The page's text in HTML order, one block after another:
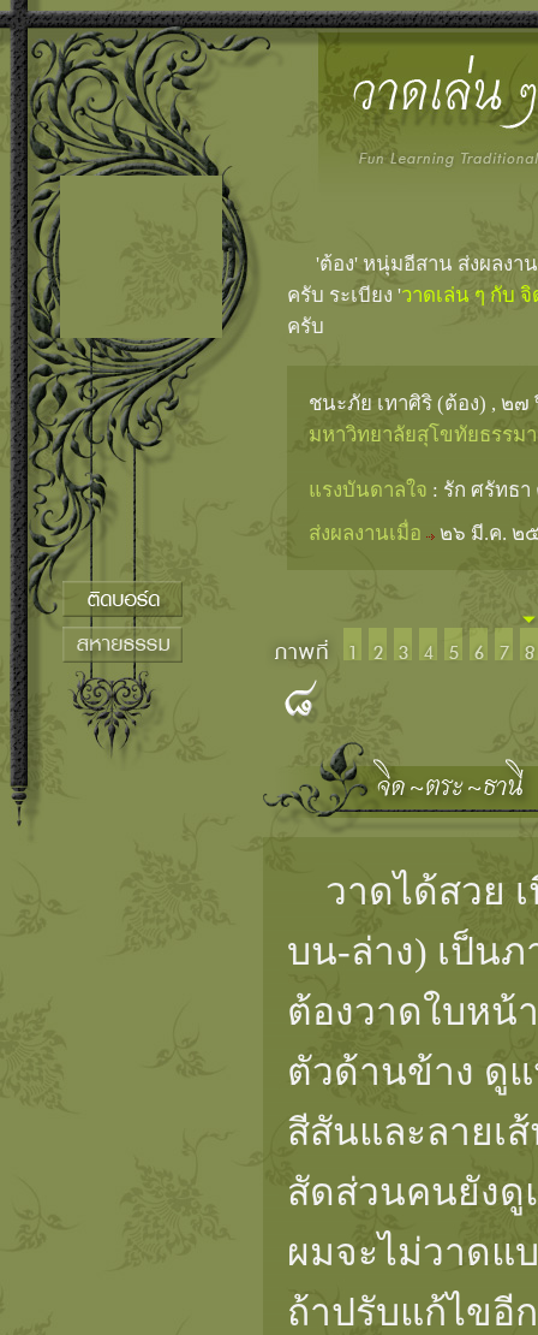
'ต้อง' หนุ่มอีสาน ส่งผลงาน
ครับ ระเบียง 'วาดเล่น ๆ กับ
ครับ
ชนะภัย เทาศิริ (ต้อง) , ๒๗
มหาวิทยาลัยสุโขทัยธรรม
แรงบันดาลใจ : รัก ศรัทธา
ส่งผลงานเมื่อ
๒๖ มี.ค. ๒
วาดได้สวย
บน-ล่าง) เป็น
ต้องวาดใบหน้
ตัวด้านข้าง ดูแ
สีสันและลายเ
สัดส่วนคนยังดู
ผมจะไม่วาดแ
ถ้าปรับแก้ไขอี